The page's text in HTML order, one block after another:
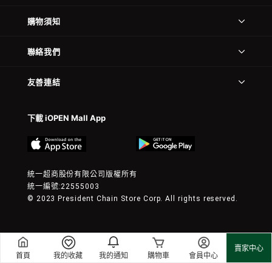
首頁 我的收藏 我的通知 購物車 會員中心
賣家中心
購物須知
聯絡我們
友善連結
下載 iOPEN Mall App
統一超商股份有限公司版權所有
統一編號:22555003
© 2023 President Chain Store Corp. All rights reserved.